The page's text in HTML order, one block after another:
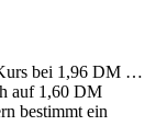
bei 1,96 DM …
auf 1,60 DM
bestimmt ein